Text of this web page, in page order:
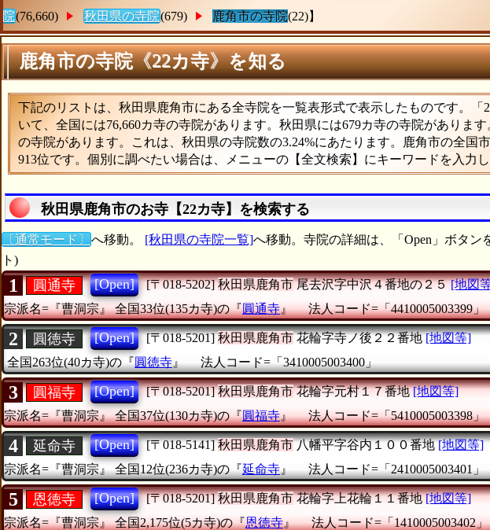
院(76,660) 秋田県の寺院(679) 鹿角市の寺院(22)】
鹿角市の寺院《22カ寺》を知る
下記のリストは、秋田県鹿角市にある全寺院を一覧表形式で表示したものです。「
いて、全国には76,660カ寺の寺院があります。秋田県には679カ寺の寺院がありま
の寺院があります。これは、秋田県の寺院数の3.24%にあたります。鹿角市の全国
913位です。個別に調べたい場合は、メニューの【全文検索】にキーワードを入力し
秋田県鹿角市のお寺【22カ寺】を検索する
〔通常モード〕 へ移動。 [秋田県の寺院一覧]へ移動。寺院の詳細は、「Open」ボタン
ト)
1 圓通寺 [Open] [〒018-5202] 秋田県鹿角市尾去沢字中沢４番地の２５ [地図
宗派名=『曹洞宗』 全国33位(135カ寺)の『圓通寺』 法人コード=「4410005003399」
2 圓徳寺 [Open] [〒018-5201] 秋田県鹿角市花輪字寺ノ後２２番地 [地図等]
全国263位(40カ寺)の『圓徳寺 』 法人コード=「3410005003400」
3 圓福寺 [Open] [〒018-5201] 秋田県鹿角市花輪字元村１７番地 [地図等]
宗派名=『曹洞宗』 全国37位(130カ寺)の『圓福寺』 法人コード=「5410005003398」
4 延命寺 [Open] [〒018-5141] 秋田県鹿角市八幡平字谷内１００番地 [地図等]
宗派名=『曹洞宗』
全国12位(236カ寺)の『延命寺 』 法人コード=「2410005003401」
5 恩徳寺 [Open] [〒018-5201] 秋田県鹿角市花輪字上花輪１１番地 [地図等]
宗派名=『曹洞宗』 全国2,175位(5カ寺)の『恩徳寺』 法人コード=「1410005003402」